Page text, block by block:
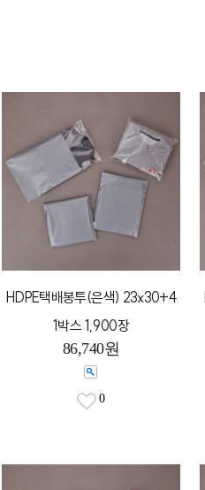
HDPE택배봉투(은색) 23x30+4
1박스 1,900장
86,740원
0